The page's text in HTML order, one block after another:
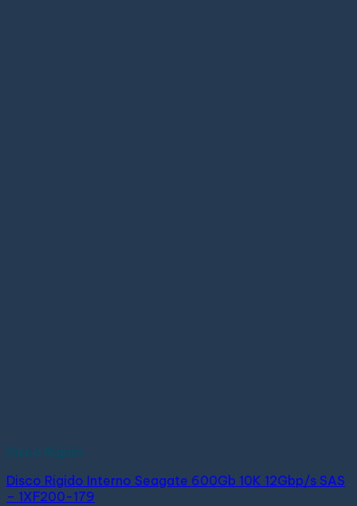
Disco Rígido
Disco Rigido Interno Seagate 600Gb 10K 12Gbp/s SAS
– 1XF200-179